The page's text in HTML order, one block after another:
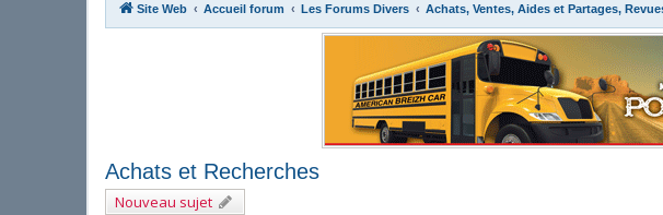
Site Web Accueil forum Les Forums Divers Achats, Ventes, Aides et Partages,
Achats et Recherches
Nouveau sujet